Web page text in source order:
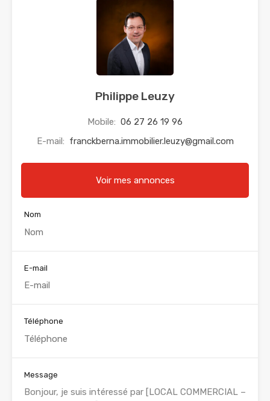
Philippe Leuzy
Mobile: 06 27 26 19 96
E-mail: franckberna.immobilier.leuzy@gmail.com
Voir mes annonces
Nom
E-mail
Téléphone
Message